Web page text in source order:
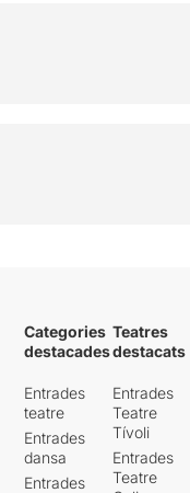
Categories
destacades
Entrades
teatre
Entrades
dansa
Entrades
Teatres
destacats
Entrades
Teatre
Tívoli
Entrades
Teatre